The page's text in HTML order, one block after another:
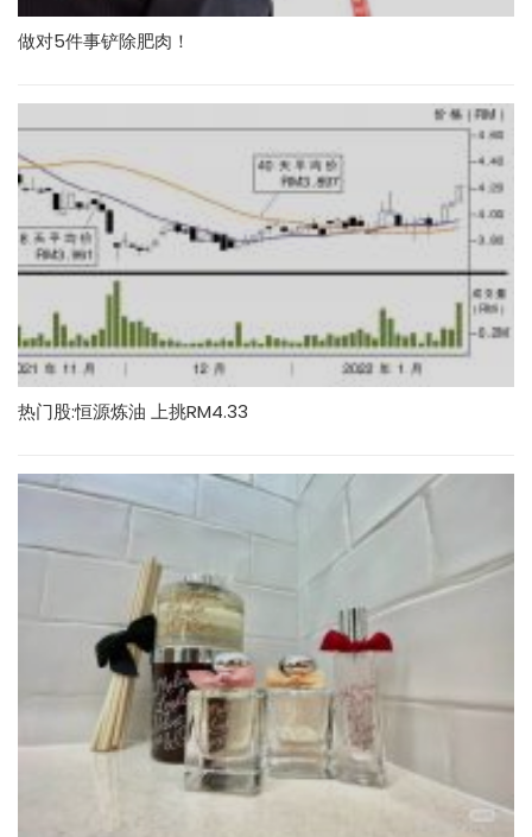
做对5件事铲除肥肉！
热门股:恒源炼油 上挑RM4.33